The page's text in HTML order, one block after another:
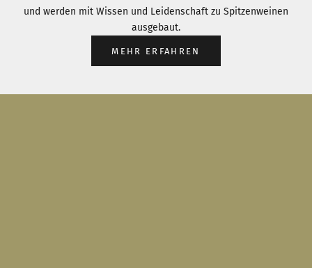
und werden mit Wissen und Leidenschaft zu Spitzenweinen
ausgebaut.
MEHR ERFAHREN